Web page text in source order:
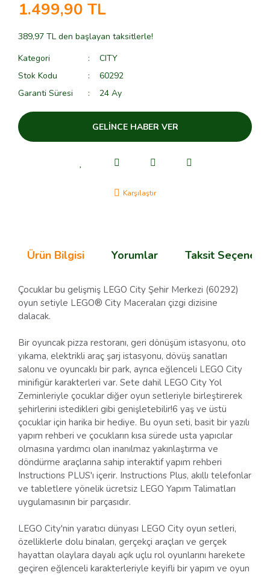
1.499,90 TL
389,97 TL den başlayan taksitlerle!
Kategori
CITY
Stok Kodu
60292
Garanti Süresi
24 Ay
GELİNCE HABER VER
Karşılaştır
Ürün Bilgisi Yorumlar Taksit
Çocuklar bu gelişmiş LEGO City Şehir Merkezi (60292)
oyun setiyle LEGO® City Maceraları çizgi dizisine
dalacak.
Bir oyuncak pizza restoranı, geri dönüşüm istasyonu, oto
yıkama, elektrikli araç şarj istasyonu, dövüş sanatları
salonu ve oyuncaklı bir park, ayrıca eğlenceli LEGO City
minifigür karakterleri var. Sete dahil LEGO City Yol
Zeminleriyle çocuklar diğer oyun setleriyle birleştirerek
şehirlerini istedikleri gibi genişletebilir!6 yaş ve üstü
çocuklar için harika bir hediye. Bu oyun seti, basit bir yazılı
yapım rehberi ve çocukların kısa sürede usta yapıcılar
olmasına yardımcı olan inanılmaz yakınlaştırma ve
döndürme araçlarına sahip interaktif yapım rehberi
Instructions PLUS'ı içerir. Instructions Plus, akıllı telefonlar
ve tabletlere yönelik ücretsiz LEGO Yapım Talimatları
uygulamasının bir parçasıdır.
LEGO City'nin yaratıcı dünyası LEGO City oyun setleri,
özelliklerle dolu binaları, gerçekçi araçları ve gerçek
hayattan olaylara dayalı açık uçlu rol oyunlarını harekete
geçiren eğlenceli karakterleriyle keyifli bir yapım ve oyun